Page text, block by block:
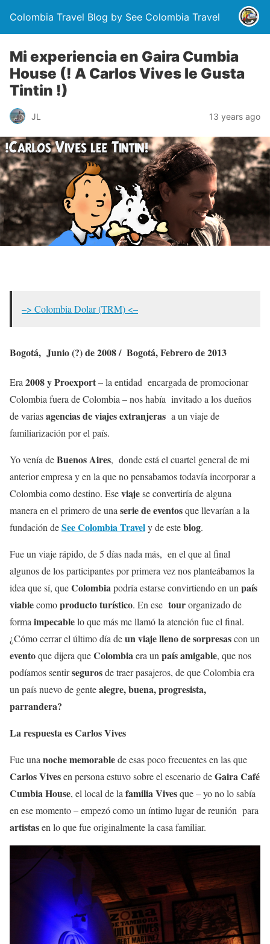
Colombia Travel Blog by See Colombia Travel
Mi experiencia en Gaira Cumbia
House (! A Carlos Vives le Gusta
Tintin !)
JL 13 years ago
–> Colombia Dolar (TRM) <–
Bogotá, Junio (?) de 2008 / Bogotá, Febrero de 2013
Era 2008 y Proexport– la entidad encargada de promocionar
Colombia fuera de Colombia – nos había invitado a los dueños
de variasagencias de viajes extranjeras a un viaje de
familiarización por el país.
Yo venía deBuenos Aires, donde está el cuartel general de mi
anterior empresa y en la que no pensabamos todavía incorporar a
Colombia como destino. Eseviajese convertiría de alguna
manera en el primero de una serie de eventosque llevarían a la
fundación deSee Colombia Travely de esteblog.
Fue un viaje rápido, de 5 días nada más, en el que al final
algunos de los participantes por primera vez nos planteábamos la
idea que sí, queColombiapodría estarse convirtiendo en un país
viablecomoproducto turístico. En ese tourorganizado de
forma impecablelo que más me llamó la atención fue el final.
¿Cómo cerrar el último día deun viaje lleno de sorpresascon un
eventoque dijera queColombiaera un país amigable, que nos
podíamos sentirsegurosde traer pasajeros, de que Colombia era
un país nuevo de gentealegre, buena, progresista,
parrandera?
La respuesta es Carlos Vives
Fue una noche memorablede esas poco frecuentes en las que
Carlos Vivesen persona estuvo sobre el escenario deGaira Café
Cumbia House, el local de la familia Vivesque – yo no lo sabía
en ese momento – empezó como un íntimo lugar de reunión para
artistasen lo que fue originalmente la casa familiar.